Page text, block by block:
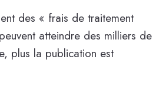
des « frais de traitement
atteindre des milliers de
plus la publication est